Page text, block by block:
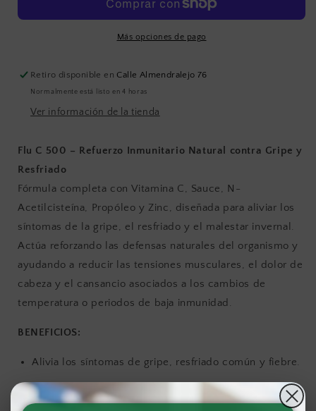
Más opciones de pago
Retiro disponible en Calle Almendralejo 76
Normalmente está listo en 4 horas
Ver información de la tienda
Flu C 500 – Refuerzo Inmunitario Natural contra Gripe y
Resfriado
Fórmula completa con Vitamina C, Sauce, N-
Acetilcisteína, Propóleo y Zinc, diseñada para aliviar los
síntomas de la gripe, el resfriado y el malestar invernal.
Actúa reforzando las defensas naturales del organismo y
ayudando a reducir las tensiones musculares, el dolor de
cabeza y el cansancio asociados a los cambios de
temperatura o periodos de baja inmunidad.
BENEFICIOS:
Alivia los síntomas de gripe, resfriado común y fiebre.
Ayuda a reducir el dolor de cabeza y la tensión